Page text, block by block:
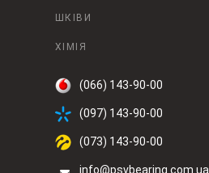
ШКІВИ
ХІМІЯ
(066) 143-90-00
(097) 143-90-00
(073) 143-90-00
info@psvbearing.com.ua